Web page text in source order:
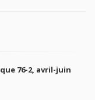
76-2, avril-juin